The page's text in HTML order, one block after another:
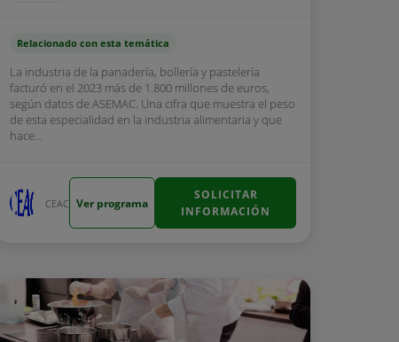
Relacionado con esta temática
La industria de la panadería, bollería y pastelería
facturó en el 2023 más de 1.800 millones de euros,
según datos de ASEMAC. Una cifra que muestra el peso
de esta especialidad en la industria alimentaria y que
hace...
CEAC Ver programa
SOLICITAR
INFORMACIÓN